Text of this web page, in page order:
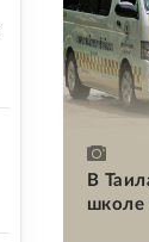
В
школе